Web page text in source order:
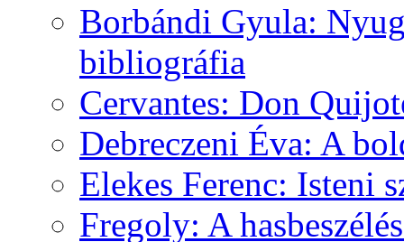
Borbándi Gyula:
bibliográfia
Cervantes: Don
Debreczeni Éva: A
Elekes Ferenc: Isteni
Fregoly: A